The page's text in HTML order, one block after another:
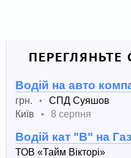
ПЕРЕГЛЯНЬТЕ
Водій на авто
грн.
•
СПД Суяшов
Київ
• 8 серпня
Водій кат "В" на
ТОВ «Тайм Вікторі»